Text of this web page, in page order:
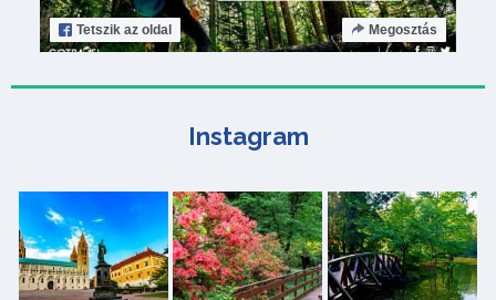
Tetszik az oldal Megosztás
Instagram